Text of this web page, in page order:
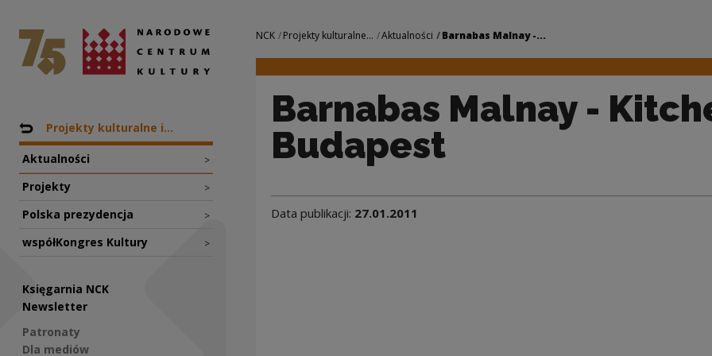
Barnabas Malnay - Kitchen Budapest
Narodowe Centrum Kultury
Nawigacja
Powrót do: NCK
Projekty kulturalne i...
Aktualności >
Projekty >
Polska prezydencja >
współKongres Kultury >
Księgarnia NCK
Newsletter
Patronaty
Dla mediów
Nawigacja
NCK Projekty kulturalne... Aktualności Barnabas Malnay -...
Barnabas Malnay -
Budapest
Data publikacji: 27.01.2011